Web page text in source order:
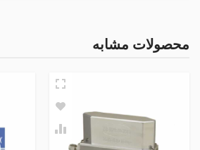
مشخصات ظاهری
نظر شما در باره این
نام و نام خانوادگی
محصولات مشابه